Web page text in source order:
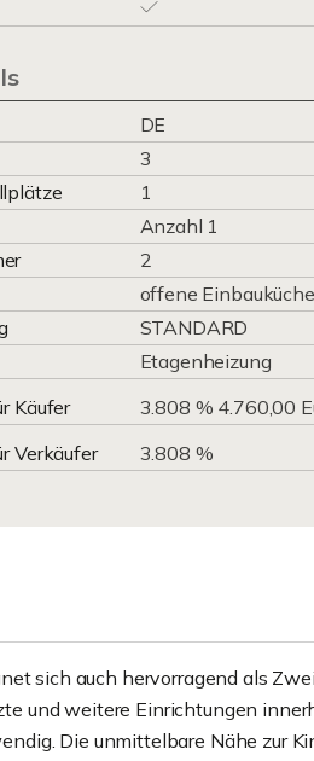
DE
3
1
Anzahl 1
2
offene Einbauküche
STANDARD
Etagenheizung
Käufer
3.808 % 4.760,00
Verkäufer
3.808 %
sich auch hervorragend als
und weitere Einrichtungen
Die unmittelbare Nähe zur